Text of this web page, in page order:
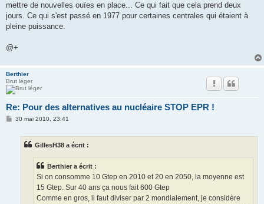
mettre de nouvelles ouïes en place... Ce qui fait que cela prend deux
jours. Ce qui s'est passé en 1977 pour certaines centrales qui étaient à
pleine puissance.
@+
Berthier
Brut léger
Re: Pour des alternatives au nucléaire STOP EPR !
M30 mai 2010, 23:41
GillesH38 a écrit :
Berthier a écrit :
Si on consomme 10 Gtep en 2010 et 20 en 2050, la moyenne est
15 Gtep. Sur 40 ans ça nous fait 600 Gtep
Comme en gros, il faut diviser par 2 mondialement, je considère